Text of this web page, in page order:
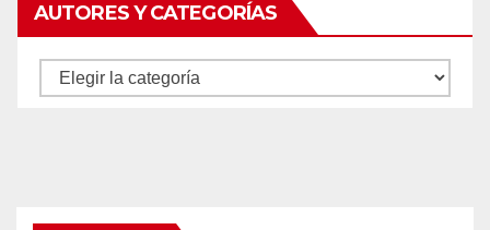
AUTORES Y CATEGORÍAS
Autores